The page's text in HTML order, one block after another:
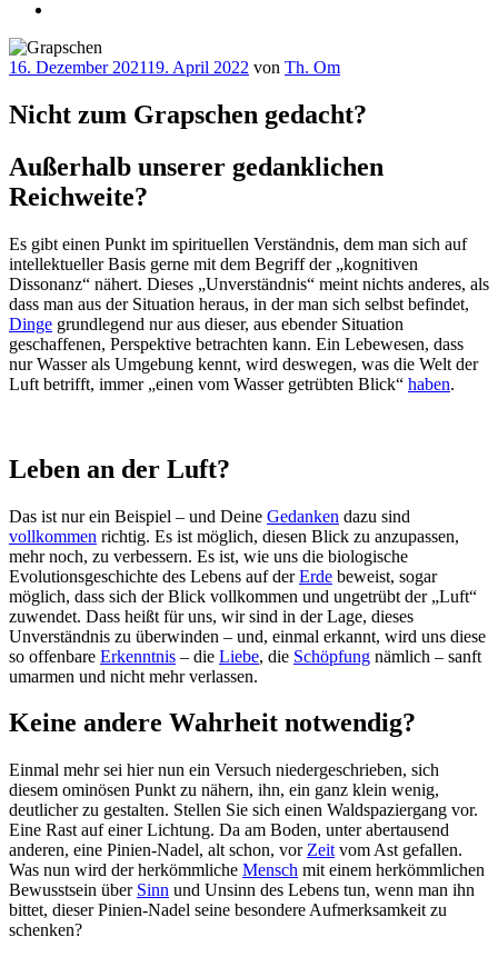
Veröffentlicht
16. Dezember 202119. April 2022 von Th. Om
Nicht zum Grapschen gedacht?
Außerhalb unserer gedanklichen
Reichweite?
Es gibt einen Punkt im spirituellen Verständnis, dem man sich auf
intellektueller Basis gerne mit dem Begriff der „kognitiven
Dissonanz“ nähert. Dieses „Unverständnis“ meint nichts anderes, als
dass man aus der Situation heraus, in der man sich selbst befindet,
Dinge grundlegend nur aus dieser, aus ebender Situation
geschaffenen, Perspektive betrachten kann. Ein Lebewesen, dass
nur Wasser als Umgebung kennt, wird deswegen, was die Welt der
Luft betrifft, immer „einen vom Wasser getrübten Blick“ haben.
Leben an der Luft?
Das ist nur ein Beispiel – und Deine Gedanken dazu sind
vollkommen richtig. Es ist möglich, diesen Blick zu anzupassen,
mehr noch, zu verbessern. Es ist, wie uns die biologische
Evolutionsgeschichte des Lebens auf derErde beweist, sogar
möglich, dass sich der Blick vollkommen und ungetrübt der „Luft“
zuwendet. Dass heißt für uns, wir sind in der Lage, dieses
Unverständnis zu überwinden – und, einmal erkannt, wird uns diese
so offenbare Erkenntnis – die Liebe, die Schöpfung nämlich – sanft
umarmen und nicht mehr verlassen.
Keine andere Wahrheit notwendig?
Einmal mehr sei hier nun ein Versuch niedergeschrieben, sich
diesem ominösen Punkt zu nähern, ihn, ein ganz klein wenig,
deutlicher zu gestalten. Stellen Sie sich einen Waldspaziergang vor.
Eine Rast auf einer Lichtung. Da am Boden, unter abertausend
anderen, eine Pinien-Nadel, alt schon, vor Zeit vom Ast gefallen.
Was nun wird der herkömmliche Mensch mit einem herkömmlichen
Bewusstsein über Sinn und Unsinn des Lebens tun, wenn man ihn
bittet, dieser Pinien-Nadel seine besondere Aufmerksamkeit zu
schenken?